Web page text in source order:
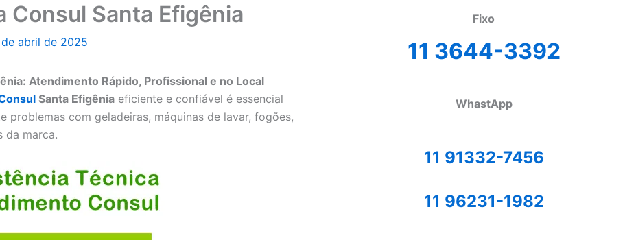
Consul Santa Efigênia
de abril de 2025
Atendimento Rápido, Profissional e no Local
Santa Efigênia eficiente e confiável é essencial
problemas com geladeiras, máquinas de lavar, fogões,
da marca.
Fixo
11 3644-3392
WhastApp
11 91332-7456
11 96231-1982